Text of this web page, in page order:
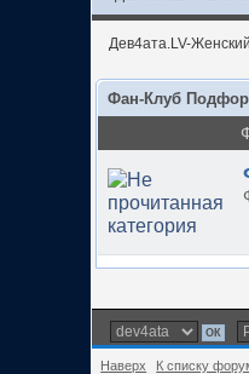
Дев4ата.LV-
Фан-Клуб
Наверх К списку